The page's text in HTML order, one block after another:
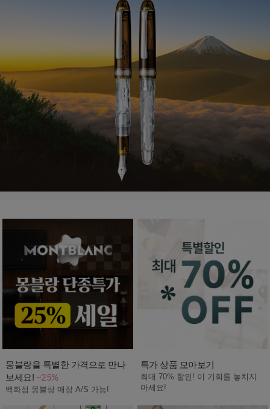
몽블랑을 특별한 가격으로 만나
보세요! ~25%
백화점 몽블랑 매장 A/S 가능!
특가 상품 모아보기
최대 70% 할인! 이 기회를 놓치지
마세요!